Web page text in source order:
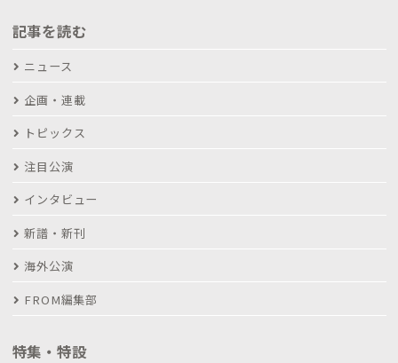
記事を読む
ニュース
企画・連載
トピックス
注目公演
インタビュー
新譜・新刊
海外公演
FROM編集部
特集・特設